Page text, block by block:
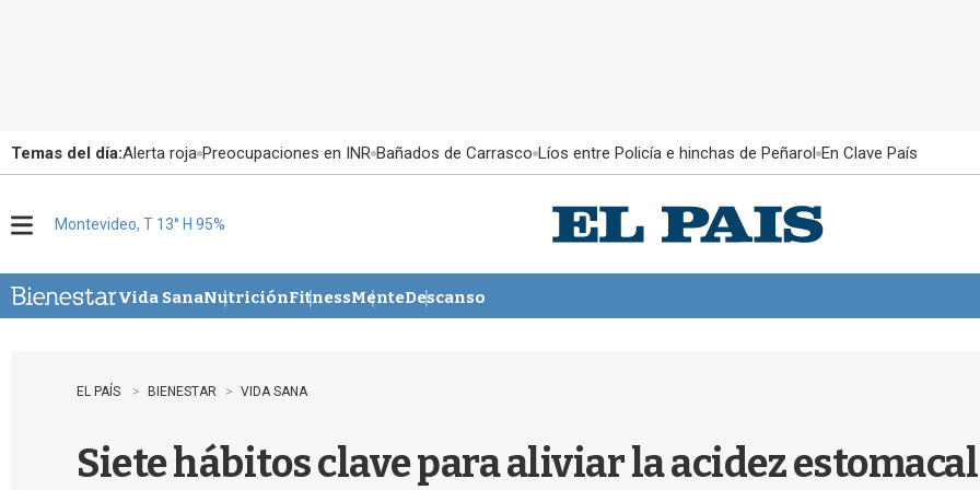
Temas del día:Alerta roja Preocupaciones en INR Bañados de Carrasco Líos entre Policía e hinchas de Peñarol En Clave País
u
Montevideo, T 13° H 95%
Vida SanaNutriciónFitnessMenteDescanso
EL PAÍS BIENESTAR VIDA SANA
Siete hábitos clave para aliviar la acidez